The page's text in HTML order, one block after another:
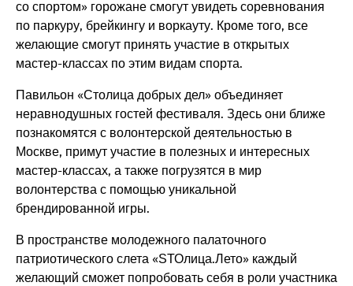
со спортом» горожане смогут увидеть соревнования
по паркуру, брейкингу и воркауту. Кроме того, все
желающие смогут принять участие в открытых
мастер-классах по этим видам спорта.
Павильон «Столица добрых дел» объединяет
неравнодушных гостей фестиваля. Здесь они ближе
познакомятся с волонтерской деятельностью в
Москве, примут участие в полезных и интересных
мастер-классах, а также погрузятся в мир
волонтерства с помощью уникальной
брендированной игры.
В пространстве молодежного палаточного
патриотического слета «ЅТОлица.Лето» каждый
желающий сможет попробовать себя в роли участника